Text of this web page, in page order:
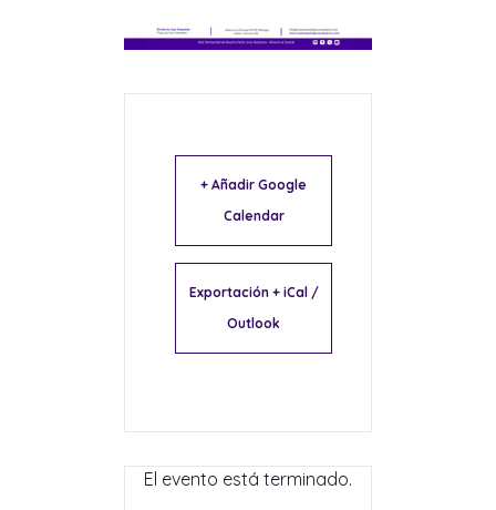
+ Añadir Google
Calendar
Exportación + iCal /
Outlook
El evento está terminado.